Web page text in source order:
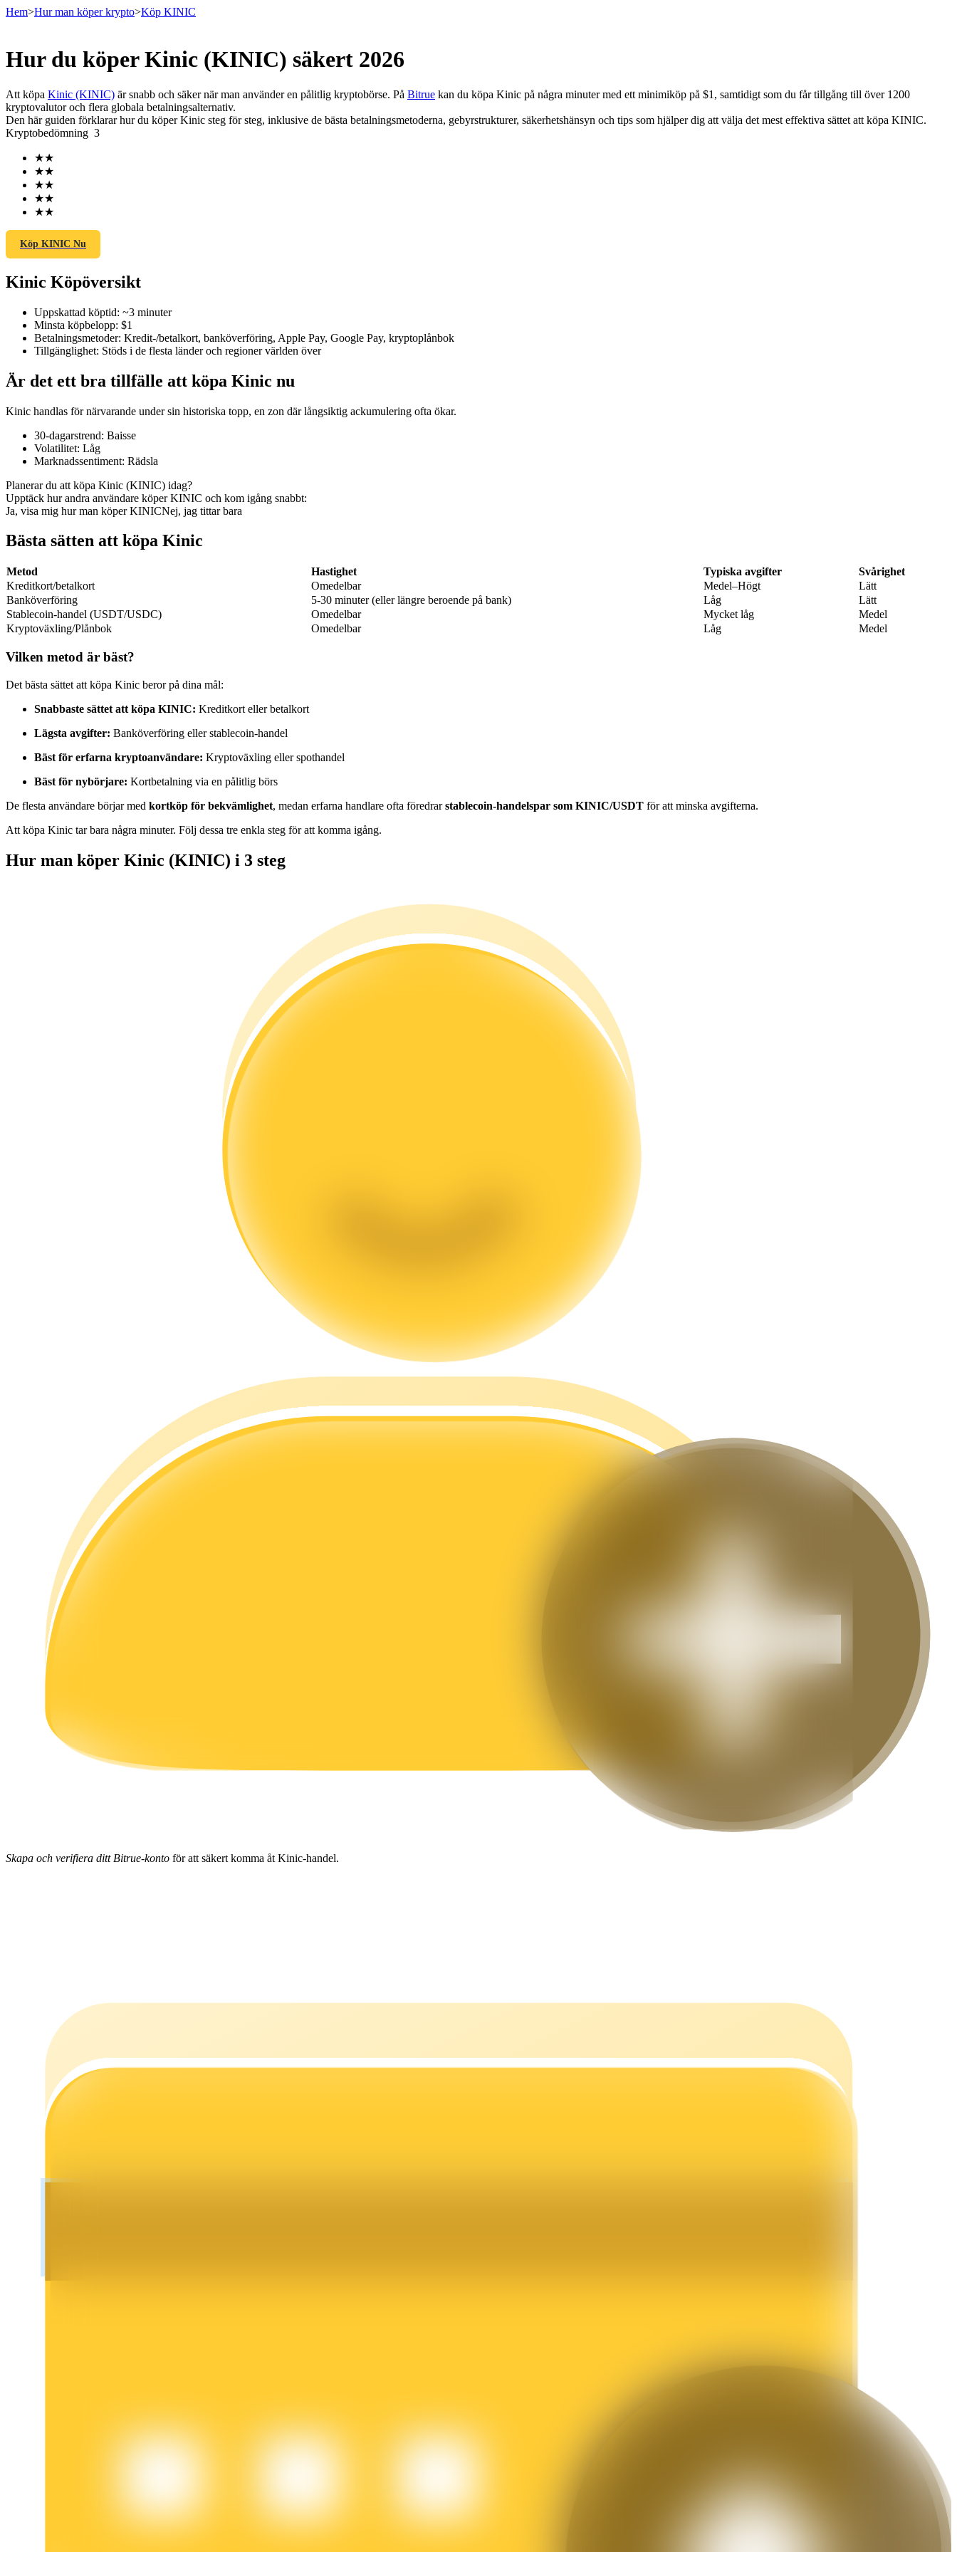
Terminer
USDT Futures
Futures med USDT som säkerhet
COIN-M Futures
Futures för kryptovaluta
TradFi
Derivat för aktier, valuta, ädelmetaller och råvaror
USDC Futures
Futures med USDC som säkerhet
Gå med de bästa handlarna
Njut av vinstdelning och kopieringshandelsprovisioner
Big data-analys inklusive handelsinformation, etc.
Handelsstrategier
Lär dig hur du håller dig lönsam
Launchpool
Flexibel insats för att tjäna populära tokens
BTR-låsningar
Hem>Hur man köper krypto>Köp KINIC
Hur du köper Kinic (KINIC) säkert 2026
Att köpa Kinic (KINIC) är snabb och säker när man använder en pålitlig kryptobörse. På Bitrue kan du köpa Kinic på några minuter med ett minimiköp på $1, samtidigt som du får tillgång till över 1200
kryptovalutor och flera globala betalningsalternativ.
Den här guiden förklarar hur du köper Kinic steg för steg, inklusive de bästa betalningsmetoderna, gebyrstrukturer, säkerhetshänsyn och tips som hjälper dig att välja det mest effektiva sättet att köpa KINIC.
Kryptobedömning 3
★★
★★
★★
★★
★★
Köp KINIC Nu
Kinic Köpöversikt
Uppskattad köptid: ~3 minuter
Minsta köpbelopp: $1
Betalningsmetoder: Kredit-/betalkort, banköverföring, Apple Pay, Google Pay, kryptoplånbok
Tillgänglighet: Stöds i de flesta länder och regioner världen över
Är det ett bra tillfälle att köpa Kinic nu
Kinic handlas för närvarande under sin historiska topp, en zon där långsiktig ackumulering ofta ökar.
30-dagarstrend: Baisse
Volatilitet: Låg
Marknadssentiment: Rädsla
Planerar du att köpa Kinic (KINIC) idag?
Upptäck hur andra användare köper KINIC och kom igång snabbt:
Ja, visa mig hur man köper KINICNej, jag tittar bara
Bästa sätten att köpa Kinic
Metod Hastighet Typiska avgifter
Svårighet
Kreditkort/betalkort
Omedelbar Medel–Högt
Lätt
Banköverföring
5-30 minuter (eller längre beroende på bank) Låg
Lätt
Stablecoin-handel (USDT/USDC)
Omedelbar Mycket låg
Medel
Kryptoväxling/Plånbok
Omedelbar Låg Medel
Vilken metod är bäst?
Det bästa sättet att köpa Kinic beror på dina mål:
Snabbaste sättet att köpa KINIC: Kreditkort eller betalkort
Lägsta avgifter: Banköverföring eller stablecoin-handel
Bäst för erfarna kryptoanvändare: Kryptoväxling eller spothandel
Bäst för nybörjare: Kortbetalning via en pålitlig börs
De flesta användare börjar med kortköp för bekvämlighet, medan erfarna handlare ofta föredrarstablecoin-handelspar som KINIC/USDT för att minska avgifterna.
Att köpa Kinic tar bara några minuter. Följ dessa tre enkla steg för att komma igång.
Hur man köper Kinic (KINIC) i 3 steg
Skapa och verifiera ditt Bitrue-konto för att säkert komma åt Kinic-handel.